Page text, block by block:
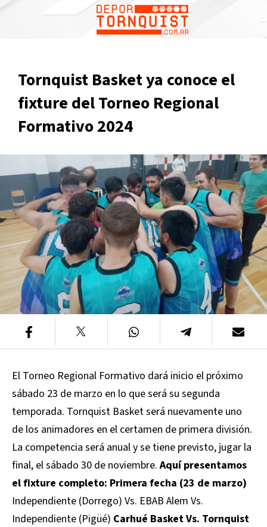
Tornquist Basket ya conoce el
fixture del Torneo Regional
Formativo 2024
El Torneo Regional Formativo dará inicio el próximo
sábado 23 de marzo en lo que será su segunda
temporada. Tornquist Basket será nuevamente uno
de los animadores en el certamen de primera división.
La competencia será anual y se tiene previsto, jugar la
final, el sábado 30 de noviembre.Aquí presentamos
el fixture completo: Primera fecha (23 de marzo)
Independiente (Dorrego) Vs. EBAB Alem Vs.
Independiente (Pigüé) Carhué Basket Vs. Tornquist